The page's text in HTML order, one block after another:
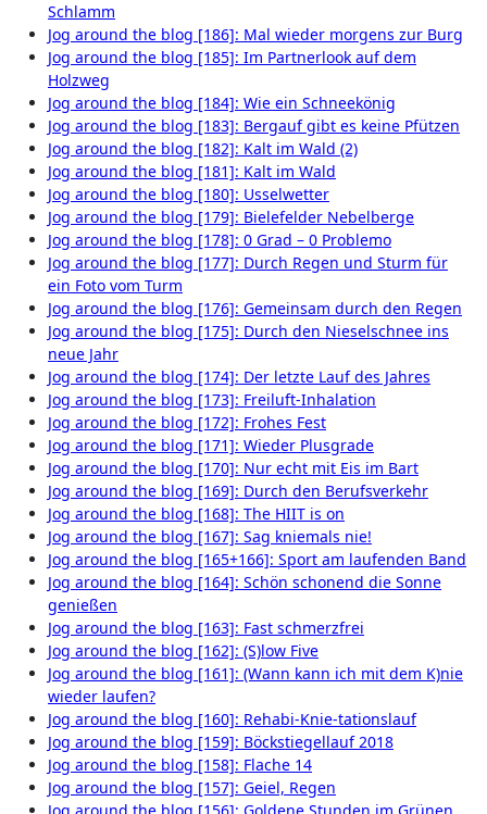
Schlamm
Jog around the blog [186]: Mal wieder morgens zur Burg
Jog around the blog [185]: Im Partnerlook auf dem
Holzweg
Jog around the blog [184]: Wie ein Schneekönig
Jog around the blog [183]: Bergauf gibt es keine Pfützen
Jog around the blog [182]: Kalt im Wald (2)
Jog around the blog [181]: Kalt im Wald
Jog around the blog [180]: Usselwetter
Jog around the blog [179]: Bielefelder Nebelberge
Jog around the blog [178]: 0 Grad – 0 Problemo
Jog around the blog [177]: Durch Regen und Sturm für
ein Foto vom Turm
Jog around the blog [176]: Gemeinsam durch den Regen
Jog around the blog [175]: Durch den Nieselschnee ins
neue Jahr
Jog around the blog [174]: Der letzte Lauf des Jahres
Jog around the blog [173]: Freiluft-Inhalation
Jog around the blog [172]: Frohes Fest
Jog around the blog [171]: Wieder Plusgrade
Jog around the blog [170]: Nur echt mit Eis im Bart
Jog around the blog [169]: Durch den Berufsverkehr
Jog around the blog [168]: The HIIT is on
Jog around the blog [167]: Sag kniemals nie!
Jog around the blog [165+166]: Sport am laufenden Band
Jog around the blog [164]: Schön schonend die Sonne
genießen
Jog around the blog [163]: Fast schmerzfrei
Jog around the blog [162]: (S)low Five
Jog around the blog [161]: (Wann kann ich mit dem K)nie
wieder laufen?
Jog around the blog [160]: Rehabi-Knie-tationslauf
Jog around the blog [159]: Böckstiegellauf 2018
Jog around the blog [158]: Flache 14
Jog around the blog [157]: Geiel, Regen